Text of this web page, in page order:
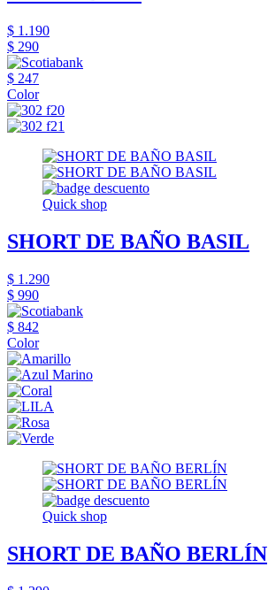
$ 1.190
$ 290
$ 247
Color
Quick shop
SHORT DE BAÑO BASIL
$ 1.290
$ 990
$ 842
Color
Quick shop
SHORT DE BAÑO BERLÍN